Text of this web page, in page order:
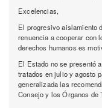
Excelencias,
El progresivo aislamiento
renuencia a cooperar con
derechos humanos es
El Estado no se presentó
tratados en julio y agosto
generalizada las
Consejo y los Órganos de